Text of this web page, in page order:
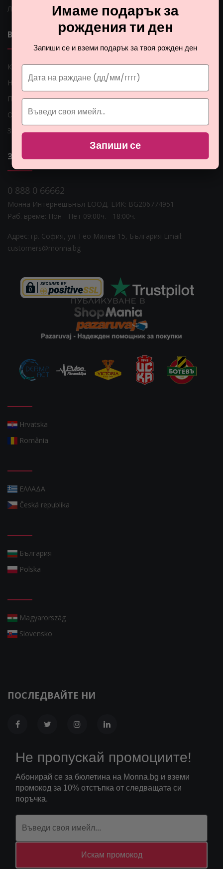
Лесна рекламация
ВАЖНИ ЛИНКОВЕ
Как мога да платя?
Начини на доставка
Проблеми с доставката
Общи условия
Защита на личните данни
ЗА НАС
0 888 0 66662
Монна Интернешънъл ЕООД, ЕИК: BG206774951
Раб. време: Пoн - Пет 09:00ч. - 18:00ч.
Адрес: гр. София, ул. Гео Милев 15, България Email:
customers@monna.bg
Hrvatska
România
ΕΛΛΑΔΑ
Česká republika
България
Polska
Magyarország
Slovensko
ПОСЛЕДВАЙТЕ НИ
Не пропускай промоциите!
Абонирай се за бюлетина на Monna.bg и вземи
промокод за 10% отстъпка от следващата си
поръчка.
Искам промокод
Имаме подарък за
рождения ти ден
Запиши се и вземи подарък за твоя рожден ден
Запиши се